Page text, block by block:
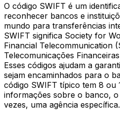
O código SWIFT é um
reconhecer bancos e
mundo para transferências
SWIFT significa Society for
Financial Telecommunication
Telecomunicações
Esses códigos ajudam a
sejam encaminhados para o
código SWIFT típico tem 8 ou
informações sobre o banco,
vezes, uma agência específica.